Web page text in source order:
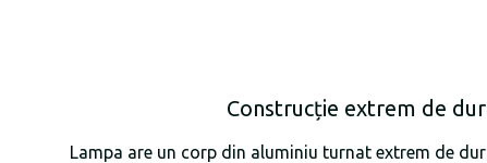
Construcție extrem de
Lampa are un corp din aluminiu turnat extrem de